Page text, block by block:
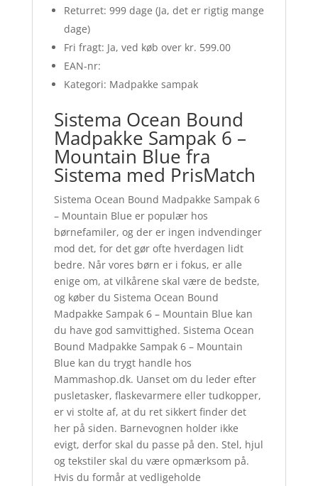
Returret: 999 dage (Ja, det er rigtig mange
dage)
Fri fragt: Ja, ved køb over kr. 599.00
EAN-nr:
Kategori: Madpakke sampak
Sistema Ocean Bound
Madpakke Sampak 6 –
Mountain Blue fra
Sistema med PrisMatch
Sistema Ocean Bound Madpakke Sampak 6
– Mountain Blue er populær hos
børnefamiler, og der er ingen indvendinger
mod det, for det gør ofte hverdagen lidt
bedre. Når vores børn er i fokus, er alle
enige om, at vilkårene skal være de bedste,
og køber du Sistema Ocean Bound
Madpakke Sampak 6 – Mountain Blue kan
du have god samvittighed. Sistema Ocean
Bound Madpakke Sampak 6 – Mountain
Blue kan du trygt handle hos
Mammashop.dk. Uanset om du leder efter
pusletasker, flaskevarmere eller tudkopper,
er vi stolte af, at du ret sikkert finder det
her på siden. Barnevognen holder ikke
evigt, derfor skal du passe på den. Stel, hjul
og tekstiler skal du være opmærksom på.
Hvis du formår at vedligeholde